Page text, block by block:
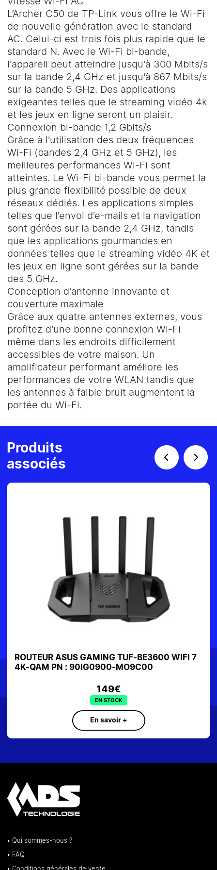
L’Archer C50 de TP-Link vous offre le Wi-Fi
de nouvelle génération avec le standard
AC. Celui-ci est trois fois plus rapide que le
standard N. Avec le Wi-Fi bi-bande,
l'appareil peut atteindre jusqu'à 300 Mbits/s
sur la bande 2,4 GHz et jusqu'à 867 Mbits/s
sur la bande 5 GHz. Des applications
exigeantes telles que le streaming vidéo 4k
et les jeux en ligne seront un plaisir.
Connexion bi-bande 1,2 Gbits/s
Grâce à l'utilisation des deux fréquences
Wi-Fi (bandes 2,4 GHz et 5 GHz), les
meilleures performances Wi-Fi sont
atteintes. Le Wi-Fi bi-bande vous permet la
plus grande flexibilité possible de deux
réseaux dédiés. Les applications simples
telles que l’envoi d’e-mails et la navigation
sont gérées sur la bande 2,4 GHz, tandis
que les applications gourmandes en
données telles que le streaming vidéo 4K et
les jeux en ligne sont gérées sur la bande
des 5 GHz.
Conception d'antenne innovante et
couverture maximale
Grâce aux quatre antennes externes, vous
profitez d'une bonne connexion Wi-Fi
même dans les endroits difficilement
accessibles de votre maison. Un
amplificateur performant améliore les
performances de votre WLAN tandis que
les antennes à faible bruit augmentent la
portée du Wi-Fi.
Produits
associés
ROUTEUR ASUS GAMING TUF-BE3600 WIFI 7
4K-QAM PN : 90IG0900-MO9C00
149€
EN STOCK
En savoir +
• Qui sommes-nous ?
• FAQ